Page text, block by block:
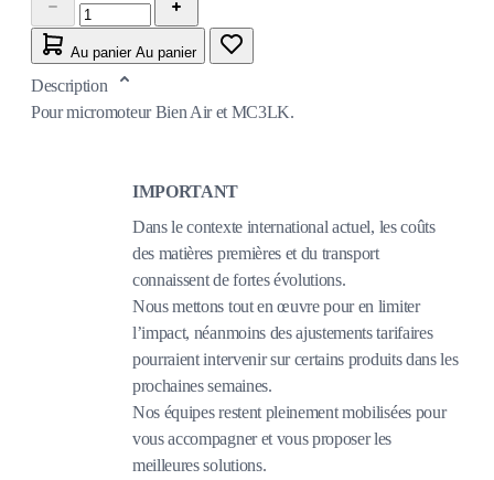
Au panier Au panier
Description
Pour micromoteur Bien Air et MC3LK.
IMPORTANT
Dans le contexte international actuel, les coûts
des matières premières et du transport
connaissent de fortes évolutions.
Nous mettons tout en œuvre pour en limiter
l’impact, néanmoins des ajustements tarifaires
pourraient intervenir sur certains produits dans les
prochaines semaines.
Nos équipes restent pleinement mobilisées pour
vous accompagner et vous proposer les
meilleures solutions.